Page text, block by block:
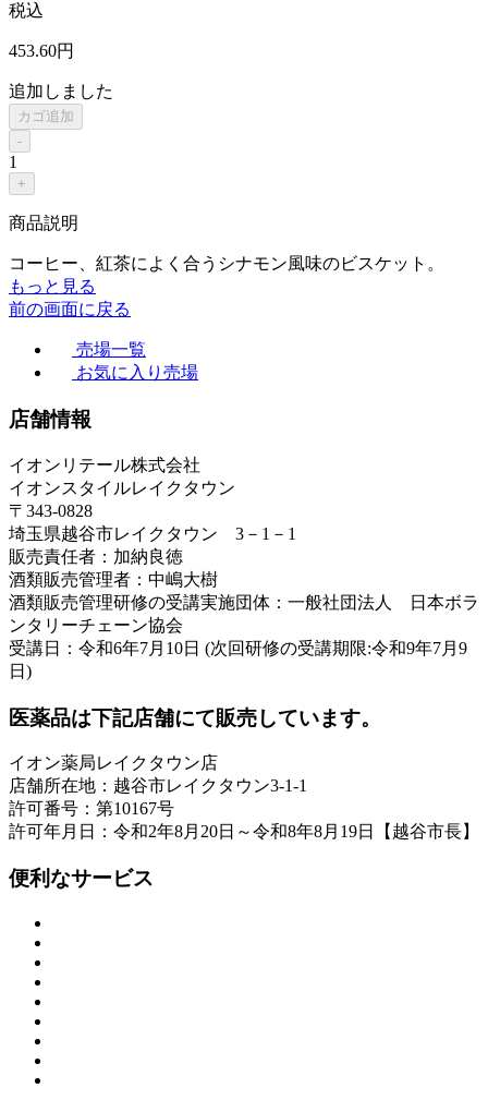
税込
453.60円
追加しました
カゴ追加
-
1
+
商品説明
コーヒー、紅茶によく合うシナモン風味のビスケット。
もっと見る
前の画面に戻る
売場一覧
お気に入り売場
店舗情報
イオンリテール株式会社
イオンスタイルレイクタウン
〒343-0828
埼玉県越谷市レイクタウン 3－1－1
販売責任者：加納良徳
酒類販売管理者：中嶋大樹
酒類販売管理研修の受講実施団体：一般社団法人 日本ボラ
ンタリーチェーン協会
受講日：令和6年7月10日 (次回研修の受講期限:令和9年7月9
日)
医薬品は下記店舗にて販売しています。
イオン薬局レイクタウン店
店舗所在地：越谷市レイクタウン3-1-1
許可番号：第10167号
許可年月日：令和2年8月20日～令和8年8月19日【越谷市長】
便利なサービス